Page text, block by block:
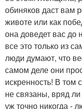
обиняков даст вам
животе или как
она доведет вас до
все это только из
люди думают, что
самом деле они
искренность! В том
не связаны, вряд ли
уж точно никогда -